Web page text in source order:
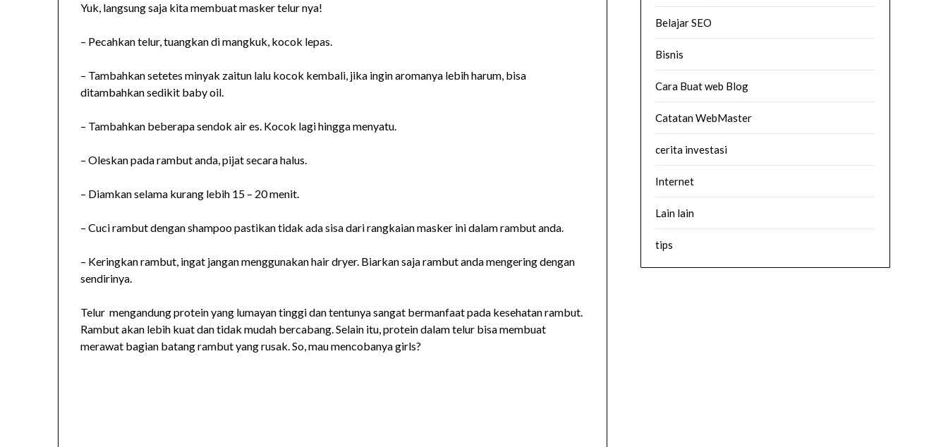
Yuk, langsung saja kita membuat masker telur nya!
– Pecahkan telur, tuangkan di mangkuk, kocok lepas.
– Tambahkan setetes minyak zaitun lalu kocok kembali, jika ingin aromanya lebih harum, bisa
ditambahkan sedikit baby oil.
– Tambahkan beberapa sendok air es. Kocok lagi hingga menyatu.
– Oleskan pada rambut anda, pijat secara halus.
– Diamkan selama kurang lebih 15 – 20 menit.
– Cuci rambut dengan shampoo pastikan tidak ada sisa dari rangkaian masker ini dalam rambut anda.
– Keringkan rambut, ingat jangan menggunakan hair dryer. Biarkan saja rambut anda mengering dengan
sendirinya.
Telur mengandung protein yang lumayan tinggi dan tentunya sangat bermanfaat pada kesehatan rambut.
Rambut akan lebih kuat dan tidak mudah bercabang. Selain itu, protein dalam telur bisa membuat
merawat bagian batang rambut yang rusak. So, mau mencobanya girls?
Belajar SEO
Bisnis
Cara Buat web Blog
Catatan WebMaster
cerita investasi
Internet
Lain lain
tips